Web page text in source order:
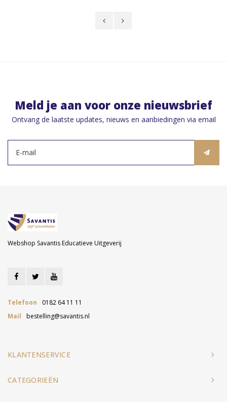
Meld je aan voor onze nieuwsbrief
Ontvang de laatste updates, nieuws en aanbiedingen via email
Webshop Savantis Educatieve Uitgeverij
Telefoon
0182 64 11 11
Mail
bestelling@savantis.nl
KLANTENSERVICE
CATEGORIEËN